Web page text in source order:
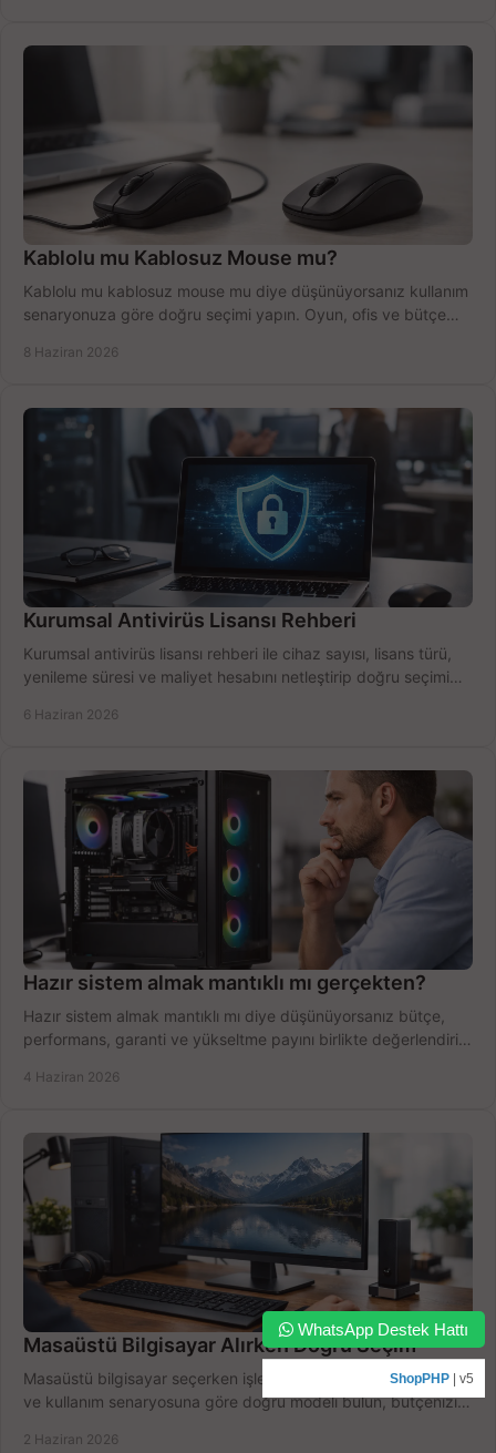
Kablolu mu Kablosuz Mouse mu?
Kablolu mu kablosuz mouse mu diye düşünüyorsanız kullanım
senaryonuza göre doğru seçimi yapın. Oyun, ofis ve bütçe
8 Haziran 2026
Kurumsal Antivirüs Lisansı Rehberi
Kurumsal antivirüs lisansı rehberi ile cihaz sayısı, lisans türü,
yenileme süresi ve maliyet hesabını netleştirip doğru seçimi
6 Haziran 2026
Hazır sistem almak mantıklı mı gerçekten?
Hazır sistem almak mantıklı mı diye düşünüyorsanız bütçe,
performans, garanti ve yükseltme payını birlikte değerlendirin,
4 Haziran 2026
Masaüstü Bilgisayar Alırken Doğru Seçim
Masaüstü bilgisayar seçerken işlemci, RAM, SSD, ekran kartı
ve kullanım senaryosuna göre doğru modeli bulun, bütçenizi
2 Haziran 2026
WhatsApp Destek Hattı
ShopPHP | v5